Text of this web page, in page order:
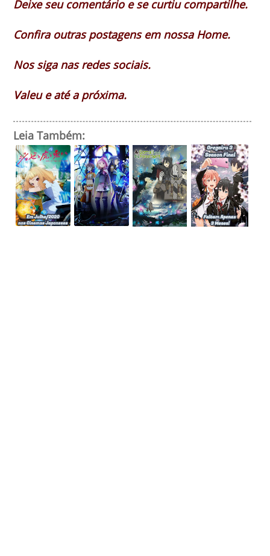
Deixe seu comentário e se curtiu compartilhe.
Confira outras postagens em nossa Home.
Nos siga nas redes sociais.
Valeu e até a próxima.
Leia Também: